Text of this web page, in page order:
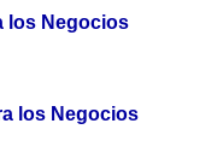
los Negocios
los Negocios